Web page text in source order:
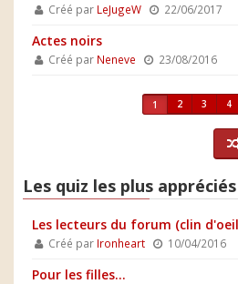
Créé par LeJugeW 22/06/2017
Actes noirs
Créé par Neneve 23/08/2016
1 2 3 4
Les quiz les plus appréciés
Les lecteurs du forum (clin
Créé par Ironheart 10/04/2016
Pour les filles...